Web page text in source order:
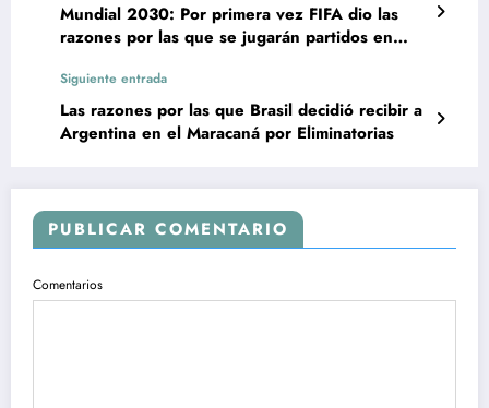
Mundial 2030: Por primera vez FIFA dio las
razones por las que se jugarán partidos en
Siguiente entrada
Las razones por las que Brasil decidió recibir a
Argentina en el Maracaná por Eliminatorias
PUBLICAR COMENTARIO
Comentarios